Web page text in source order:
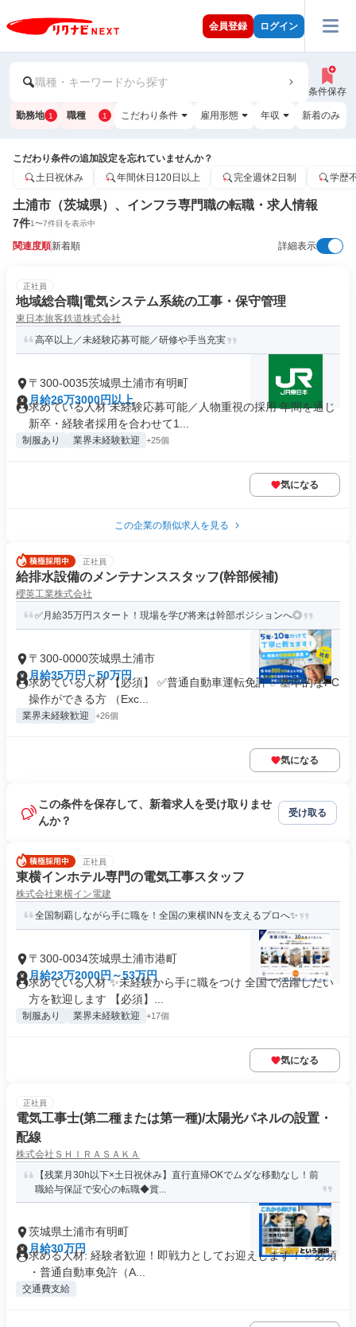
会員登録 ログイン
職種・キーワードから探す
条件保存
勤務地 1 職種 1 こだわり条件 雇用形態 年収 新着のみ
こだわり条件の追加設定を忘れていませんか？
土日祝休み
年間休日120日以上 完全週休2日制 学歴
土浦市（茨城県）、インフラ専門職の転職・求人情報
7件1〜7件目を表示中
関連度順新着順 詳細表示
正社員
地域総合職|電気システム系統の工事・保守管理
東日本旅客鉄道株式会社
高卒以上／未経験応募可能／研修や手当充実
〒300-0035茨城県土浦市有明町
月給26万3000円以上
求めている人材 未経験応募可能／人物重視の採用 年間を通じ
新卒・経験者採用を合わせて1...
制服あり 業界未経験歓迎 +25個
気になる
この企業の類似求人を見る
正社員
給排水設備のメンテナンススタッフ(幹部候補)
櫻英工業株式会社
✅月給35万円スタート！現場を学び将来は幹部ポジションへ◎
〒300-0000茨城県土浦市
月給35万円～50万円
求めている人材 【必須】 ✅普通自動車運転免許 ✅基本的なPC
操作ができる方 （Exc...
業界未経験歓迎 +26個
気になる
この条件を保存して、新着求人を受け取りませ
んか？
受け取る
正社員
東横インホテル専門の電気工事スタッフ
株式会社東横イン電建
全国制覇しながら手に職を！全国の東横INNを支えるプロへ✨
〒300-0034茨城県土浦市港町
月給23万2000円～53万円
求めている人材 ✨未経験から手に職をつけ 全国で活躍したい
方を歓迎します 【必須】...
制服あり 業界未経験歓迎 +17個
気になる
正社員
電気工事士(第二種または第一種)/太陽光パネルの設置・
配線
株式会社ＳＨＩＲＡＳＡＫＡ
【残業月30h以下×土日祝休み】直行直帰OKでムダな移動なし！前
職給与保証で安心の転職◆賞...
茨城県土浦市有明町
月給30万円
求める人材: 経験者歓迎！即戦力としてお迎えします！ ✅必須
・普通自動車免許（A...
交通費支給